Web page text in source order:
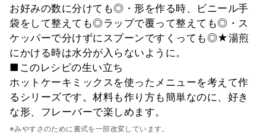
お好みの数に分けても◎・形を作る時、ビニール手
袋をして整えても◎ラップで覆って整えても◎・ス
ケッパーで分けずにスプーンですくっても◎★湯煎
にかける時は水分が入らないように。
■このレシピの生い立ち
ホットケーキミックスを使ったメニューを考えて作
るシリーズです。材料も作り方も簡単なのに、好き
な形、フレーバーで楽しめます。
※みやすさのために書式を一部改変しています。